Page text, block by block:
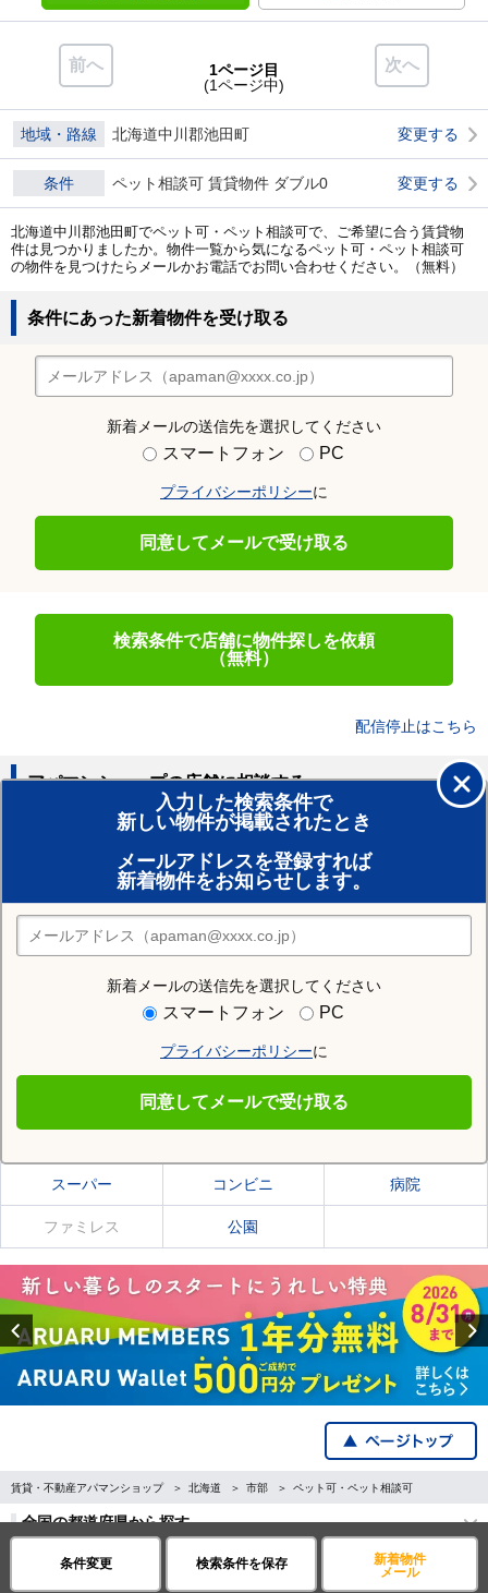
条件変更 検索条件を保存
新着物件
メール
前へ 次へ
1ページ目
(1ページ中)
地域・路線 北海道中川郡池田町 変更する
条件 ペット相談可 賃貸物件 ダブル0 変更する
北海道中川郡池田町でペット可・ペット相談可で、ご希望に合う賃貸物
件は見つかりましたか。物件一覧から気になるペット可・ペット相談可
の物件を見つけたらメールかお電話でお問い合わせください。（無料）
条件にあった新着物件を受け取る
新着メールの送信先を選択してください
スマートフォン PC
プライバシーポリシーに
同意してメールで受け取る
検索条件で店舗に物件探しを依頼
（無料）
配信停止はこちら
入力した検索条件で
新しい物件が掲載されたとき
メールアドレスを登録すれば
新着物件をお知らせします。
新着メールの送信先を選択してください
スマートフォン PC
プライバシーポリシーに
同意してメールで受け取る
アパマンショップの店舗に相談する
賃貸のプロがお部屋探し！
おまかせ物件リクエスト
住みたい街の店舗を探す
店舗検索
住む街研究所で中川郡池田町の情報を見る
中川郡池田町の施設一覧
スーパー コンビニ 病院
ファミレス 公園
Previous
賃貸・不動産アパマンショップ 北海道 市部 ペット可・ペット相談可
全国の都道府県から探す
企業・IR情報 サイトポリシー